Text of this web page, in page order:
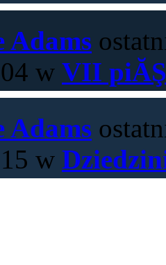
Adams
w VII
Adams
w